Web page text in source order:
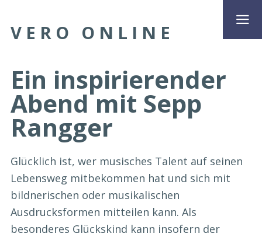
VERO ONLINE
Ein inspirierender
Abend mit Sepp
Rangger
Glücklich ist, wer musisches Talent auf seinen
Lebensweg mitbekommen hat und sich mit
bildnerischen oder musikalischen
Ausdrucksformen mitteilen kann. Als
besonderes Glückskind kann insofern der